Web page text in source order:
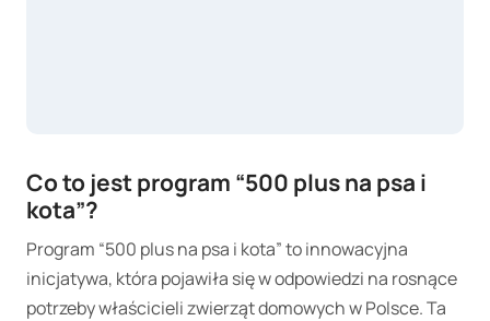
Co to jest program “500 plus na psa i
kota”?
Program “500 plus na psa i kota” to innowacyjna
inicjatywa, która pojawiła się w odpowiedzi na rosnące
potrzeby właścicieli zwierząt domowych w Polsce. Ta